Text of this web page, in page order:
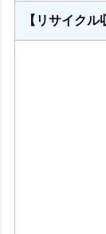
【リサイクル